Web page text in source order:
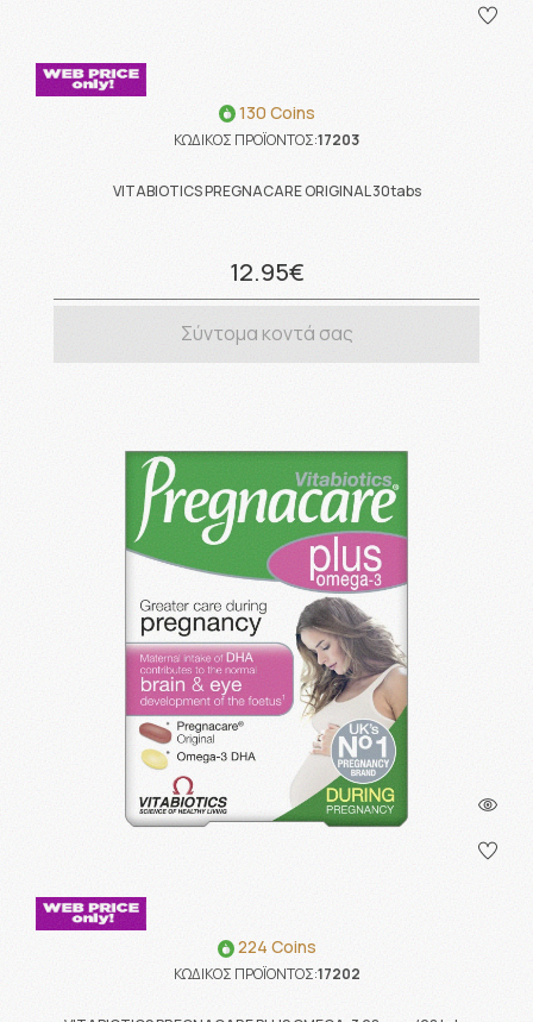
130 Coins
ΚΩΔΙΚΟΣ ΠΡΟΪΟΝΤΟΣ:17203
VITABIOTICS PREGNACARE ORIGINAL 30tabs
12.95€
Σύντομα κοντά σας
224 Coins
ΚΩΔΙΚΟΣ ΠΡΟΪΟΝΤΟΣ:17202